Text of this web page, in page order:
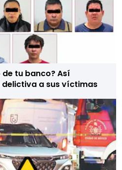
tu banco? Así
a sus víctimas